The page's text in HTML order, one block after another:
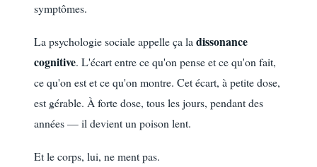
symptômes.
La psychologie sociale appelle ça ladissonance
cognitive. L'écart entre ce qu'on pense et ce qu'on fait,
ce qu'on est et ce qu'on montre. Cet écart, à petite dose,
est gérable. À forte dose, tous les jours, pendant des
années — il devient un poison lent.
Et le corps, lui, ne ment pas.